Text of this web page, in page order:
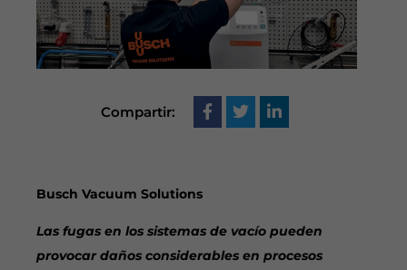
Compartir:
Busch Vacuum Solutions
Las fugas en los sistemas de vacío pueden
provocar daños considerables en procesos